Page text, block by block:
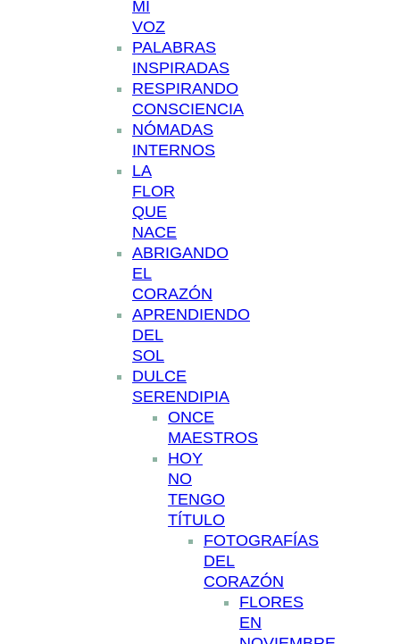
MI
VOZ
PALABRAS
INSPIRADAS
RESPIRANDO
CONSCIENCIA
NÓMADAS
INTERNOS
LA
FLOR
QUE
NACE
ABRIGANDO
EL
CORAZÓN
APRENDIENDO
DEL
SOL
DULCE
SERENDIPIA
ONCE
MAESTROS
HOY
NO
TENGO
TÍTULO
FOTOGRAFÍAS
DEL
CORAZÓN
FLORES
EN